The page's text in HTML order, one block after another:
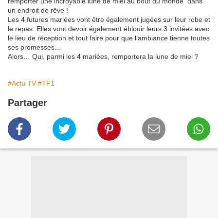
un endroit de rêve !
Les 4 futures mariées vont être également jugées sur leur robe et
le repas. Elles vont devoir également éblouir leurs 3 invitées avec
le lieu de réception et tout faire pour que l’ambiance tienne toutes
ses promesses…
Alors… Qui, parmi les 4 mariées, remportera la lune de miel ?
#Actu TV #TF1
Partager